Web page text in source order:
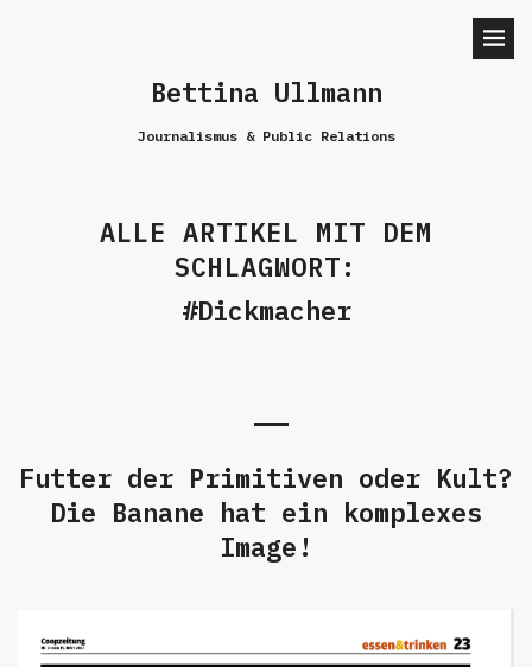
Bettina Ullmann
Journalismus & Public Relations
ALLE ARTIKEL MIT DEM
SCHLAGWORT:
Dickmacher
Futter der Primitiven oder Kult?
Die Banane hat ein komplexes
Image!